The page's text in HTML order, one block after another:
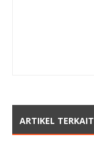
ARTIKEL TERKAIT